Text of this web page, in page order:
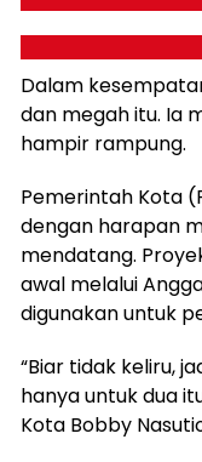
Dalam
dan megah itu. Ia
hampir rampung.
Pemerintah Kota
dengan harapan
mendatang.
awal melalui
digunakan untuk
“Biar tidak keliru,
hanya untuk dua
Kota Bobby